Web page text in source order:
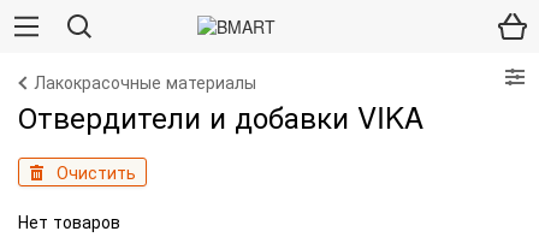
Лакокрасочные материалы
Отвердители и добавки VIKA
Очистить
Нет товаров